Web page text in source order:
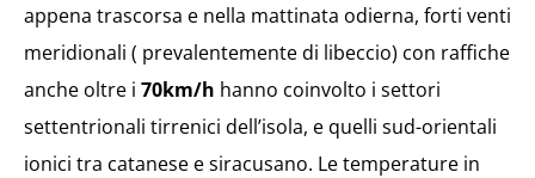
appena trascorsa e nella mattinata odierna, forti venti
meridionali ( prevalentemente di libeccio) con raffiche
anche oltre i 70km/h hanno coinvolto i settori
settentrionali tirrenici dell’isola, e quelli sud-orientali
ionici tra catanese e siracusano. Le temperature in